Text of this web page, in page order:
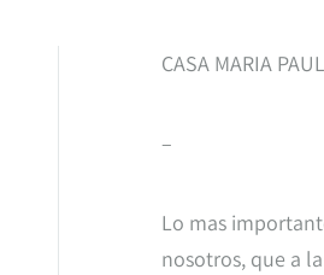
CASA MARIA
–
Lo mas
nosotros, que a